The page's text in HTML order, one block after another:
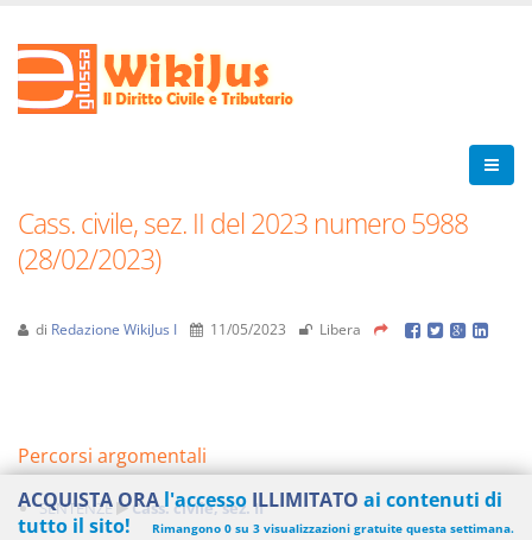
Cass. civile, sez. II del 2023 numero 5988
(28/02/2023)
di Redazione WikiJus I 11/05/2023 Libera
Percorsi argomentali
SENTENZE Cass. civile, sez. II
ACQUISTA ORAl'accesso ILLIMITATO ai contenuti di
tutto il sito!
Rimangono 0 su 3 visualizzazioni gratuite questa settimana.